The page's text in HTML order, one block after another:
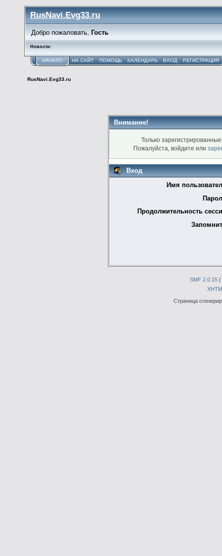
RusNavi.Evg33.ru
Добро пожаловать, Гость
Новости:
НАЧАЛО НА САЙТ ПОМОЩЬ КАЛЕНДАРЬ ВХОД РЕГИСТРАЦИЯ
RusNavi.Evg33.ru
Внимание!
Только
Пожалуйста, войдите или
Вход
Имя
Продолжительность
SMF 2.0.15 |
Страница